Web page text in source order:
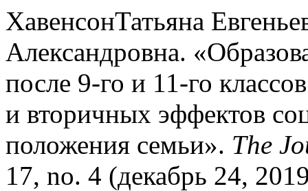
ХавенсонТатьяна
Александровна.
после 9-го и 11-го
и вторичных эффектов
положения семьи». The
17, no. 4 (декабрь 24,